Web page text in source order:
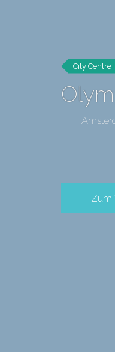
City Centre